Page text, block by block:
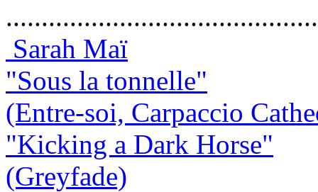
Sarah Maï
"Sous la tonnelle"
(Entre-soi, Carpaccio
"Kicking a Dark Horse"
(Greyfade)